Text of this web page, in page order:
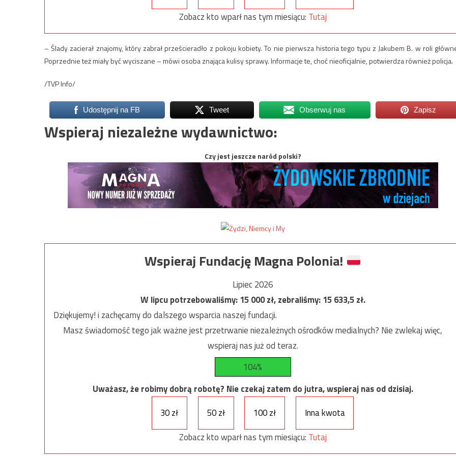
Zobacz kto wparł nas tym miesiącu: Tutaj
– Ślady zacierał znajomy, który zabrał prześcieradło z pokoju kobiety. To nie pierwsza historia tego typu z Jakubem B. w roli
Poprzednie też miały być wyciszane – mówi osoba znająca kulisy sprawy. Informacje te, choć nieoficjalnie, potwierdza również policja.
/TVP Info/
Udostępnij na FB Tweet Obserwuj nas Zapisz
Wspieraj niezależne wydawnictwo:
Czy jest jeszcze naród polski?
Wspieraj Fundację Magna Polonia!
Lipiec 2026
W lipcu potrzebowaliśmy:15 000zł, zebraliśmy:15 633,5zł.
Dziękujemy! i zachęcamy do dalszego wsparcia naszej fundacji.
Masz świadomość tego jak ważne jest przetrwanie niezależnych ośrodków medialnych? Nie zwlekaj więc,
wspieraj nas już od teraz.
104%
Uważasz, że robimy dobrą robotę? Nie czekaj zatem do jutra, wspieraj nas od dzisiaj.
30 zł
50 zł 100 zł
Inna kwota
Zobacz kto wparł nas tym miesiącu: Tutaj